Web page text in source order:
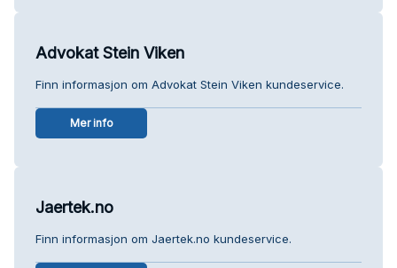
Advokat Stein Viken
Finn informasjon om Advokat Stein Viken kundeservice.
Mer info
Jaertek.no
Finn informasjon om Jaertek.no kundeservice.